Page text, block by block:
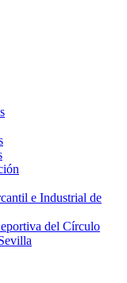
e Industrial de
del Círculo